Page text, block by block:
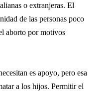
o extranjeras. El
de las personas poco
aborto por motivos
es apoyo, pero esa
a los hijos. Permitir el